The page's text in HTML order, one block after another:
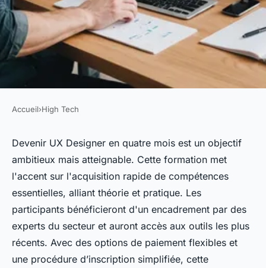
HIGH TECH
Formation expérience
utilisateur : devenez ux
designer en 4 mois
Naïm•24 octobre 2024•6 min de lecture
Accueil›High Tech
Devenir UX Designer en quatre mois est un objectif
ambitieux mais atteignable. Cette formation met
l'accent sur l'acquisition rapide de compétences
essentielles, alliant théorie et pratique. Les
participants bénéficieront d'un encadrement par des
experts du secteur et auront accès aux outils les plus
récents. Avec des options de paiement flexibles et
une procédure d’inscription simplifiée, cette